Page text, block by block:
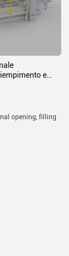
e
opening, filling